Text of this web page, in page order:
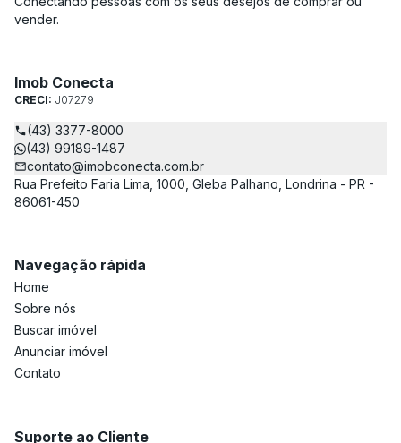
vender.
Imob Conecta
CRECI: J07279
(43) 3377-8000
(43) 99189-1487
contato@imobconecta.com.br
Rua Prefeito Faria Lima, 1000, Gleba Palhano, Londrina - PR -
86061-450
Navegação rápida
Home
Sobre nós
Buscar imóvel
Anunciar imóvel
Contato
Suporte ao Cliente